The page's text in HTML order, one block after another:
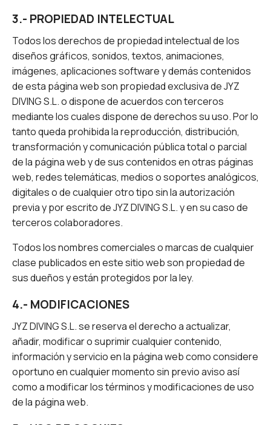
3.- PROPIEDAD INTELECTUAL
Todos los derechos de propiedad intelectual de los
diseños gráficos, sonidos, textos, animaciones,
imágenes, aplicaciones software y demás contenidos
de esta página web son propiedad exclusiva de JYZ
DIVING S.L. o dispone de acuerdos con terceros
mediante los cuales dispone de derechos su uso. Por lo
tanto queda prohibida la reproducción, distribución,
transformación y comunicación pública total o parcial
de la página web y de sus contenidos en otras páginas
web, redes telemáticas, medios o soportes analógicos,
digitales o de cualquier otro tipo sin la autorización
previa y por escrito de JYZ DIVING S.L. y en su caso de
terceros colaboradores.
Todos los nombres comerciales o marcas de cualquier
clase publicados en este sitio web son propiedad de
sus dueños y están protegidos por la ley.
4.- MODIFICACIONES
JYZ DIVING S.L. se reserva el derecho a actualizar,
añadir, modificar o suprimir cualquier contenido,
información y servicio en la página web como considere
oportuno en cualquier momento sin previo aviso así
como a modificar los términos y modificaciones de uso
de la página web.